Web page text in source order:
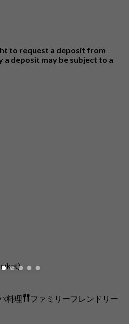
to request a deposit from
a deposit may be subject to a
料理 ファミリーフレンドリー